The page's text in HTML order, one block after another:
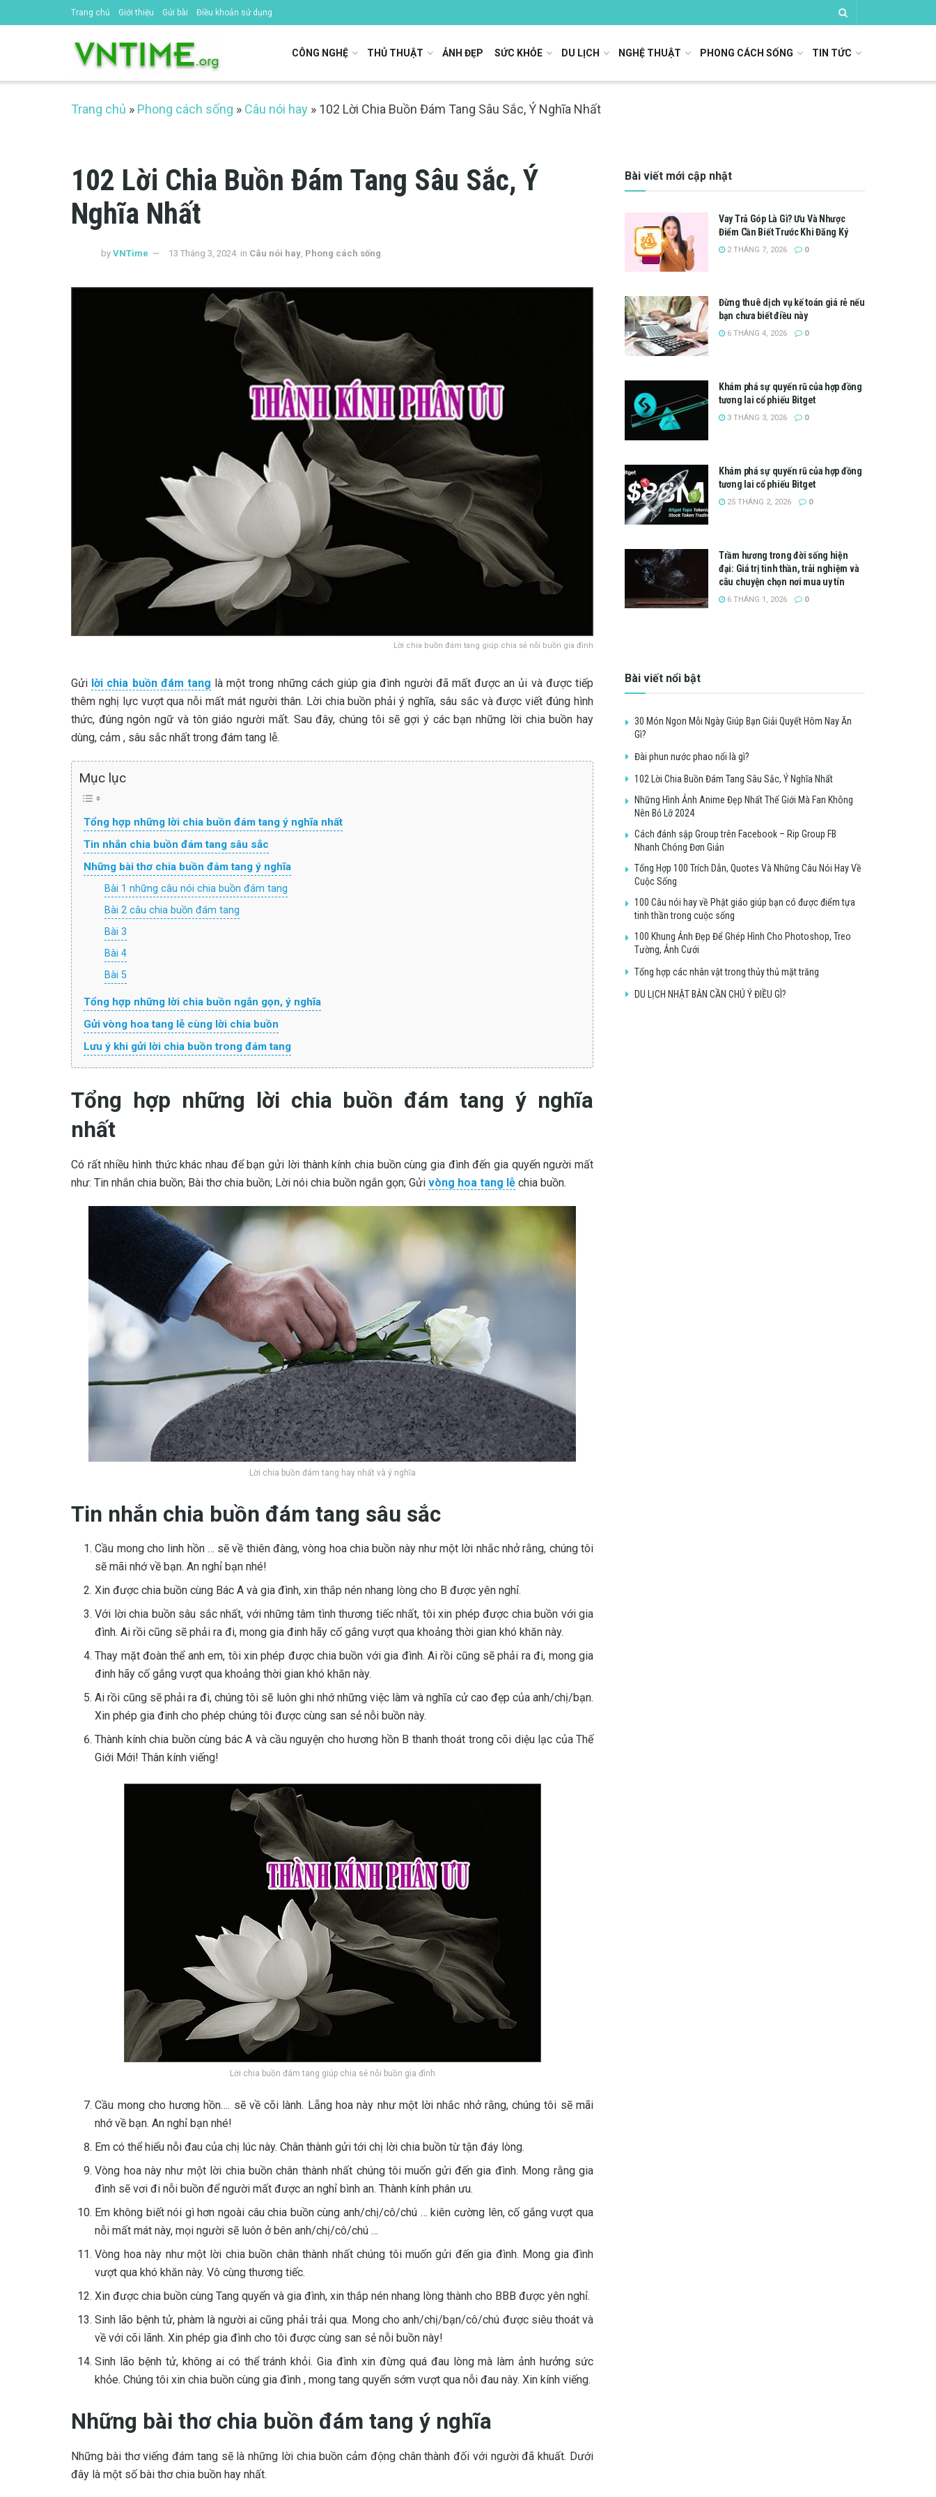
Trang chủ Giới thiệu Gửi bài Điều khoản sử dụng
CÔNG NGHỆ THỦ THUẬT ẢNH ĐẸP SỨC KHỎE DU LỊCH NGHỆ THUẬT PHONG CÁCH SỐNG TIN TỨC
Trang chủ » Phong cách sống » Câu nói hay » 102 Lời Chia Buồn Đám Tang Sâu Sắc, Ý Nghĩa Nhất
102 Lời Chia Buồn Đám Tang Sâu Sắc, Ý
Nghĩa Nhất
by VNTime 13 Tháng 3, 2024 in Câu nói hay, Phong cách sống
Lời chia buồn đám tang giúp chia sẻ nỗi buồn gia đình
Gửi lời chia buồn đám tang là một trong những cách giúp gia đình người đã mất được an ủi và được tiếp
thêm nghị lực vượt qua nỗi mất mát người thân. Lời chia buồn phải ý nghĩa, sâu sắc và được viết đúng hình
thức, đúng ngôn ngữ và tôn giáo người mất. Sau đây, chúng tôi sẽ gợi ý các bạn những lời chia buồn hay
dùng, cảm , sâu sắc nhất trong đám tang lễ.
Mục lục
Tổng hợp những lời chia buồn đám tang ý nghĩa nhất
Tin nhắn chia buồn đám tang sâu sắc
Những bài thơ chia buồn đám tang ý nghĩa
Bài 1 những câu nói chia buồn đám tang
Bài 2 câu chia buồn đám tang
Bài 3
Bài 4
Bài 5
Tổng hợp những lời chia buồn ngắn gọn, ý nghĩa
Gửi vòng hoa tang lễ cùng lời chia buồn
Lưu ý khi gửi lời chia buồn trong đám tang
Tổng hợp những lời chia buồn đám tang ý nghĩa
nhất
Có rất nhiều hình thức khác nhau để bạn gửi lời thành kính chia buồn cùng gia đình đến gia quyến người mất
như: Tin nhắn chia buồn; Bài thơ chia buồn; Lời nói chia buồn ngắn gọn; Gửi vòng hoa tang lễ chia buồn.
Lời chia buồn đám tang hay nhất và ý nghĩa
Tin nhắn chia buồn đám tang sâu sắc
Cầu mong cho linh hồn … sẽ về thiên đàng, vòng hoa chia buồn này như một lời nhắc nhở rằng, chúng tôi
sẽ mãi nhớ về bạn. An nghỉ bạn nhé!
Xin được chia buồn cùng Bác A và gia đình, xin thắp nén nhang lòng cho B được yên nghỉ.
Với lời chia buồn sâu sắc nhất, với những tâm tình thương tiếc nhất, tôi xin phép được chia buồn với gia
đình. Ai rồi cũng sẽ phải ra đi, mong gia đinh hãy cố gắng vượt qua khoảng thời gian khó khăn này.
Thay mặt đoàn thể anh em, tôi xin phép được chia buồn với gia đình. Ai rồi cũng sẽ phải ra đi, mong gia
đinh hãy cố gắng vượt qua khoảng thời gian khó khăn này.
Ai rồi cũng sẽ phải ra đi, chúng tôi sẽ luôn ghi nhớ những việc làm và nghĩa cử cao đẹp của anh/chị/bạn.
Xin phép gia đinh cho phép chúng tôi được cùng san sẻ nỗi buồn này.
Thành kính chia buồn cùng bác A và cầu nguyện cho hương hồn B thanh thoát trong cõi diệu lạc của Thế
Giới Mới! Thân kính viếng!
Lời chia buồn đám tang giúp chia sẻ nỗi buồn gia đình
Cầu mong cho hương hồn…. sẽ về cõi lành. Lẵng hoa này như một lời nhắc nhở rằng, chúng tôi sẽ mãi
nhớ về bạn. An nghỉ bạn nhé!
Em có thể hiểu nỗi đau của chị lúc này. Chân thành gửi tới chị lời chia buồn từ tận đáy lòng.
Vòng hoa này như một lời chia buồn chân thành nhất chúng tôi muốn gửi đến gia đình. Mong rằng gia
đình sẽ vơi đi nỗi buồn để người mất được an nghỉ bình an. Thành kính phân ưu.
Em không biết nói gì hơn ngoài câu chia buồn cùng anh/chị/cô/chú … kiên cường lên, cố gắng vượt qua
nỗi mất mát này, mọi người sẽ luôn ở bên anh/chị/cô/chú …
Vòng hoa này như một lời chia buồn chân thành nhất chúng tôi muốn gửi đến gia đình. Mong gia đình
vượt qua khó khăn này. Vô cùng thương tiếc.
Xin được chia buồn cùng Tang quyến và gia đình, xin thắp nén nhang lòng thành cho BBB được yên nghỉ.
Sinh lão bệnh tử, phàm là người ai cũng phải trải qua. Mong cho anh/chị/bạn/cô/chú được siêu thoát và
về với cõi lãnh. Xin phép gia đình cho tôi được cùng san sẻ nỗi buồn này!
Sinh lão bệnh tử, không ai có thể tránh khỏi. Gia đình xin đừng quá đau lòng mà làm ảnh hưởng sức
khỏe. Chúng tôi xin chia buồn cùng gia đình , mong tang quyến sớm vượt qua nỗi đau này. Xin kính viếng.
Những bài thơ chia buồn đám tang ý nghĩa
Những bài thơ viếng đám tang sẽ là những lời chia buồn cảm động chân thành đối với người đã khuất. Dưới
đây là một số bài thơ chia buồn hay nhất.
Bài viết mới cập nhật
Vay Trả Góp Là Gì? Ưu Và Nhược
Điểm Cần Biết Trước Khi Đăng Ký
2 THÁNG 7, 2026 0
Đừng thuê dịch vụ kế toán giá rẻ nếu
bạn chưa biết điều này
6 THÁNG 4, 2026 0
Khám phá sự quyến rũ của hợp đồng
tương lai cổ phiếu Bitget
3 THÁNG 3, 2026 0
Khám phá sự quyến rũ của hợp đồng
tương lai cổ phiếu Bitget
25 THÁNG 2, 2026 0
Trầm hương trong đời sống hiện
đại: Giá trị tinh thần, trải nghiệm và
câu chuyện chọn nơi mua uy tín
6 THÁNG 1, 2026 0
Bài viết nổi bật
30 Món Ngon Mỗi Ngày Giúp Bạn Giải Quyết Hôm Nay Ăn
Gì?
Đài phun nước phao nổi là gì?
102 Lời Chia Buồn Đám Tang Sâu Sắc, Ý Nghĩa Nhất
Những Hình Ảnh Anime Đẹp Nhất Thế Giới Mà Fan Không
Nên Bỏ Lỡ 2024
Cách đánh sập Group trên Facebook – Rip Group FB
Nhanh Chóng Đơn Giản
Tổng Hợp 100 Trích Dẫn, Quotes Và Những Câu Nói Hay Về
Cuộc Sống
100 Câu nói hay về Phật giáo giúp bạn có được điểm tựa
tinh thần trong cuộc sống
100 Khung Ảnh Đẹp Để Ghép Hình Cho Photoshop, Treo
Tường, Ảnh Cưới
Tổng hợp các nhân vật trong thủy thủ mặt trăng
DU LỊCH NHẬT BẢN CẦN CHÚ Ý ĐIỀU GÌ?